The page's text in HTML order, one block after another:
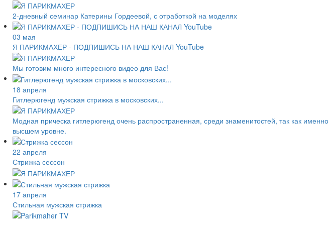
2-дневный семинар Катерины Гордеевой, с отработкой на моделях
03 мая
Я ПАРИКМАХЕР - ПОДПИШИСЬ НА НАШ КАНАЛ YouTube
Мы готовим много интересного видео для Вас!
18 апреля
Гитлерюгенд мужская стрижка в московских...
Модная прическа гитлерюгенд очень распространенная, среди знаменитостей, так как
высшем уровне.
22 апреля
Стрижка сессон
17 апреля
Стильная мужская стрижка